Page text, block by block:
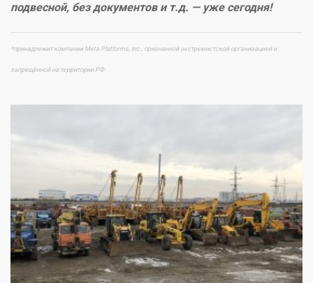
подвесной, без документов и т.д. — уже сегодня!
*принадлежит компании Meta Platforms, Inc., признанной экстремистской организацией и
запрещённой на территории РФ